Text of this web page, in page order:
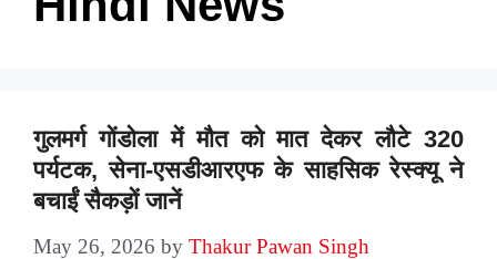
गुलमर्ग गोंडोला में मौत को मात देकर लौटे 320
पर्यटक, सेना-एसडीआरएफ के साहसिक रेस्क्यू ने
बचाईं सैकड़ों जानें
May 26, 2026 by Thakur Pawan Singh